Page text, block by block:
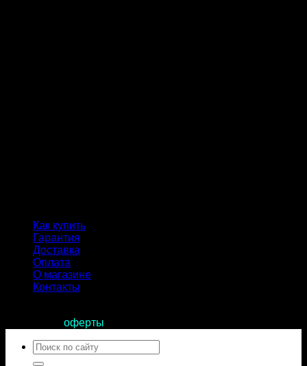
Как купить
Гарантия
Доставка
Оплата
О магазине
Контакты
оферты
Искать: